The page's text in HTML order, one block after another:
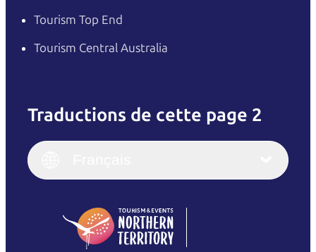
Tourism Top End
Tourism Central Australia
Traductions de cette page 2
English
(Singapore)
Italiano
繁體中文